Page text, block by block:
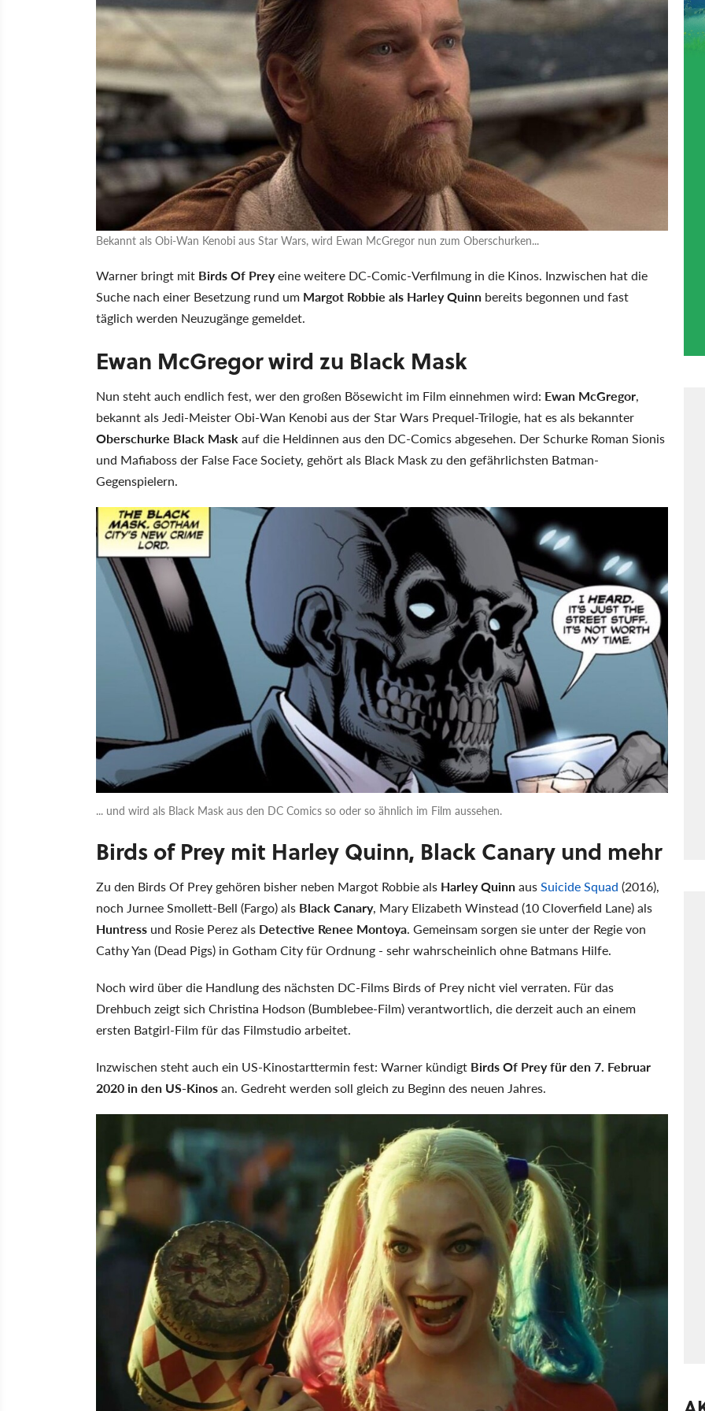
Bekannt als Obi-Wan Kenobi aus Star Wars, wird Ewan McGregor nun zum Oberschurken...
Warner bringt mit Birds Of Preyeine weitere DC-Comic-Verfilmung in die Kinos. Inzwischen hat die
Suche nach einer Besetzung rund um Margot Robbie als Harley Quinn bereits begonnen und fast
täglich werden Neuzugänge gemeldet.
Ewan McGregor wird zu Black Mask
Nun steht auch endlich fest, wer den großen Bösewicht im Film einnehmen wird: Ewan McGregor,
bekannt als Jedi-Meister Obi-Wan Kenobi aus der Star Wars Prequel-Trilogie, hat es als bekannter
Oberschurke Black Maskauf die Heldinnen aus den DC-Comics abgesehen. Der Schurke Roman Sionis
und Mafiaboss der False Face Society, gehört als Black Mask zu den gefährlichsten Batman-
Gegenspielern.
... und wird als Black Mask aus den DC Comics so oder so ähnlich im Film aussehen.
Birds of Prey mit Harley Quinn, Black Canary und mehr
Zu den Birds Of Prey gehören bisher neben Margot Robbie als Harley QuinnausSuicide Squad (2016),
noch Jurnee Smollett-Bell (Fargo) als Black Canary, Mary Elizabeth Winstead (10 Cloverfield Lane) als
Huntress und Rosie Perez als Detective Renee Montoya. Gemeinsam sorgen sie unter der Regie von
Cathy Yan (Dead Pigs) in Gotham City für Ordnung - sehr wahrscheinlich ohne Batmans Hilfe.
Noch wird über die Handlung des nächsten DC-Films Birds of Prey nicht viel verraten. Für das
Drehbuch zeigt sich Christina Hodson (Bumblebee-Film) verantwortlich, die derzeit auch an einem
ersten Batgirl-Film für das Filmstudio arbeitet.
Inzwischen steht auch ein US-Kinostarttermin fest: Warner kündigt Birds Of Prey für den 7. Februar
2020 in den US-Kinosan. Gedreht werden soll gleich zu Beginn des neuen Jahres.